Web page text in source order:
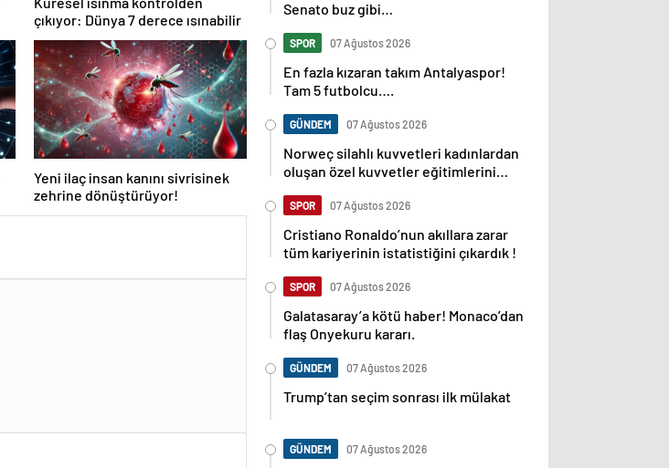
çıkıyor: Dünya 7 derece ısınabilir
Yeni ilaç insan kanını sivrisinek
zehrine dönüştürüyor!
Senato buz gibi…
SPOR 07 Ağustos 2026
En fazla kızaran takım Antalyaspor!
Tam 5 futbolcu….
GÜNDEM 07 Ağustos 2026
Norweç silahlı kuvvetleri kadınlardan
oluşan özel kuvvetler eğitimlerini
SPOR 07 Ağustos 2026
Cristiano Ronaldo’nun akıllara zarar
tüm kariyerinin istatistiğini çıkardık !
SPOR 07 Ağustos 2026
Galatasaray’a kötü haber! Monaco’dan
flaş Onyekuru kararı.
GÜNDEM 07 Ağustos 2026
Trump’tan seçim sonrası ilk mülakat
GÜNDEM 07 Ağustos 2026